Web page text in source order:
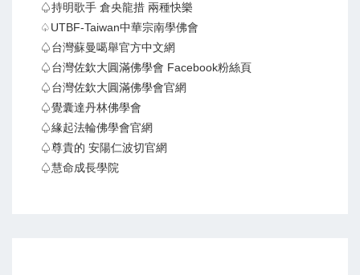
♤持明歌手 倉央龍措 兩種快樂
♤UTBF-Taiwan中華宗南學佛會
♤台灣蘇曼噶舉官方中文網
♤台灣佐欽大圓滿佛學會 Facebook粉絲頁
♤台灣佐欽大圓滿佛學會官網
♤覺囊達丹林佛學會
♤緣起法輪佛學會官網
♤尊貴的 安陽仁波切官網
♤慧命成長學院